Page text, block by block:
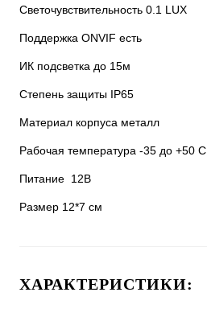
Светочувствительность 0.1 LUX
Поддержка ONVIF есть
ИК подсветка до 15м
Степень защиты IP65
Материал корпуса металл
Рабочая температура -35 до +50 С
Питание 12В
Размер 12*7 см
ХАРАКТЕРИСТИКИ: